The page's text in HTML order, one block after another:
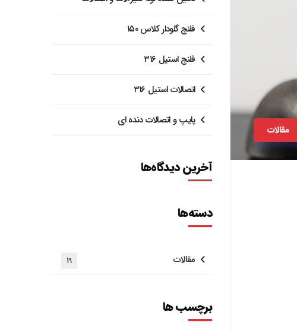
مقالات
فلنج گلودار کلاس ۱۵۰
فلنج استیل ۳۱۶
اتصالات استیل ۳۱۶
پایپ و اتصالات دنده ای
آخرین دیدگاه‌ها
دسته‌ها
مقالات 19
برچسب ها